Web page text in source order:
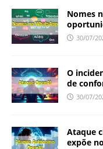
Nomes
30/07/
O
de
30/07/
Ataque
expõe